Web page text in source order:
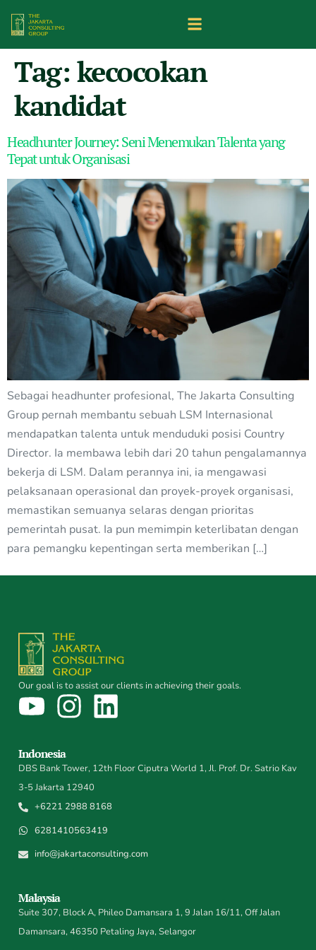
Tag: kecocokan
kandidat
Headhunter Journey: Seni Menemukan Talenta yang
Tepat untuk Organisasi
Sebagai headhunter profesional, The Jakarta Consulting
Group pernah membantu sebuah LSM Internasional
mendapatkan talenta untuk menduduki posisi Country
Director. Ia membawa lebih dari 20 tahun pengalamannya
bekerja di LSM. Dalam perannya ini, ia mengawasi
pelaksanaan operasional dan proyek-proyek organisasi,
memastikan semuanya selaras dengan prioritas
pemerintah pusat. Ia pun memimpin keterlibatan dengan
para pemangku kepentingan serta memberikan […]
Our goal is to assist our clients in achieving their goals.
Indonesia
DBS Bank Tower, 12th Floor Ciputra World 1, Jl. Prof. Dr. Satrio Kav
3-5 Jakarta 12940
+6221 2988 8168
6281410563419
info@jakartaconsulting.com
Malaysia
Suite 307, Block A, Phileo Damansara 1, 9 Jalan 16/11, Off Jalan
Damansara, 46350 Petaling Jaya, Selangor